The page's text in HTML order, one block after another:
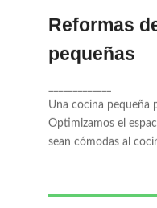
Reformas
pequeñas
Una cocina pequeña
Optimizamos el
sean cómodas al
Una cocina
logrando que